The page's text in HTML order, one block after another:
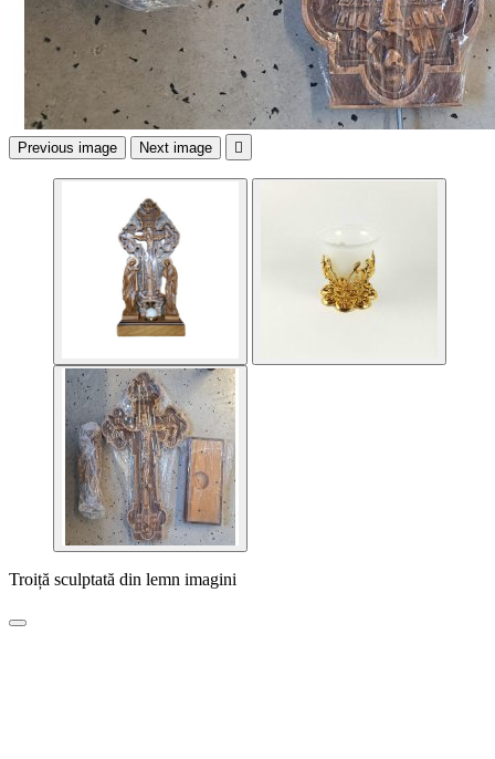
Previous image Next image 
Troiță sculptată din lemn imagini